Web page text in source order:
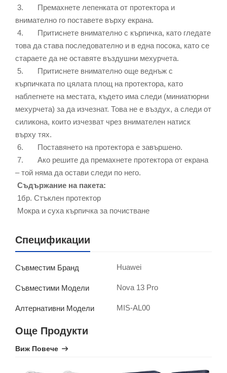
3. Премахнете лепенката от протектора и
внимателно го поставете върху екрана.
4. Притиснете внимателно с кърпичка, като гледате
това да става последователно и в една посока, като се
стараете да не оставяте въздушни мехурчета.
5. Притиснете внимателно още веднъж с
кърпичката по цялата площ на протектора, като
наблегнете на местата, където има следи (миниатюрни
мехурчета) за да изчезнат. Това не е въздух, а следи от
силикона, които изчезват чрез внимателен натиск
върху тях.
6. Поставянето на протектора е завършено.
7. Ако решите да премахнете протектора от екрана
– той няма да остави следи по него.
Съдържание на пакета:
1бр. Стъклен протектор
Мокра и суха кърпичка за почистване
Спецификации
Съвместим Бранд Huawei
Съвместими Модели Nova 13 Pro
Алтернативни Модели MIS-AL00
Още Продукти
Виж Повече